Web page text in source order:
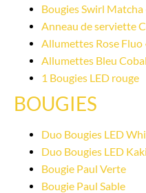
Bougies Swirl Matcha
Anneau de serviette
Allumettes Rose Fluo
Allumettes Bleu
1 Bougies LED rouge
BOUGIES
Duo Bougies LED
Duo Bougies LED Kaki
Bougie Paul Verte
Bougie Paul Sable